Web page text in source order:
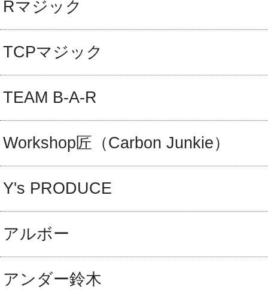
Rマジック
TCPマジック
TEAM B-A-R
Workshop匠（Carbon Junkie）
Y's PRODUCE
アルボー
アンダー鈴木